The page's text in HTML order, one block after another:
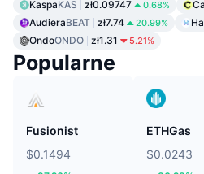
KaspaKAS zł0.09747 0.68%
AudieraBEAT zł7.74 20.99%
OndoONDO zł1.31 5.21%
Popularne
Fusionist
$0.1494
ETHGas
$0.0243